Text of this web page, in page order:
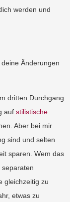
werden und
Änderungen
dritten Durchgang
auf stilistische
Aber bei mir
sind und selten
sparen. Wem das
gleichzeitig zu
etwas zu